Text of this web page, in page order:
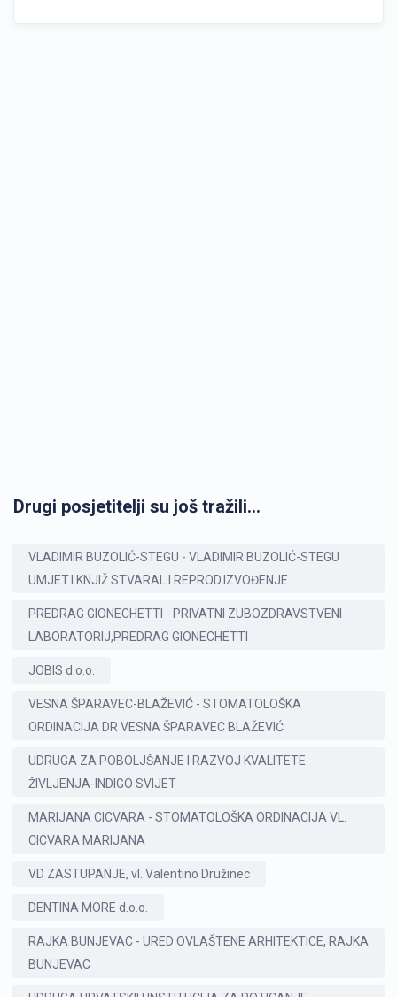
Drugi posjetitelji su još tražili...
VLADIMIR BUZOLIĆ-STEGU - VLADIMIR BUZOLIĆ-STEGU
UMJET.I KNJIŽ.STVARAL.I REPROD.IZVOĐENJE
PREDRAG GIONECHETTI - PRIVATNI ZUBOZDRAVSTVENI
LABORATORIJ,PREDRAG GIONECHETTI
JOBIS d.o.o.
VESNA ŠPARAVEC-BLAŽEVIĆ - STOMATOLOŠKA
ORDINACIJA DR VESNA ŠPARAVEC BLAŽEVIĆ
UDRUGA ZA POBOLJŠANJE I RAZVOJ KVALITETE
ŽIVLJENJA-INDIGO SVIJET
MARIJANA CICVARA - STOMATOLOŠKA ORDINACIJA VL.
CICVARA MARIJANA
VD ZASTUPANJE, vl. Valentino Družinec
DENTINA MORE d.o.o.
RAJKA BUNJEVAC - URED OVLAŠTENE ARHITEKTICE, RAJKA
BUNJEVAC